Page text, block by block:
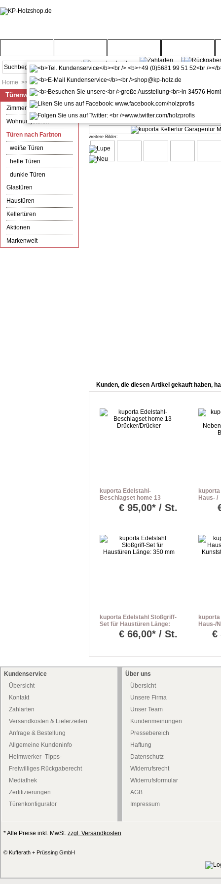
Home >> Türenwelt >> Türen nach Farbton
kuporta Kellertür Garagentür
Durchschnitts-Bewertung: (1)
weitere Bilder:
Kunden, die diesen Artikel gekauft haben,
kuporta Edelstahl-
Beschlagset home 13
Drücker/Drücker
€ 95,00* / St.
Haus- /
kuporta Edelstahl Stoßgriff-
Set für Haustüren Länge:
350 mm€ 66,00* / St.
Haus-/
€
Türenwelt
Zimmertüren
Wohnungstüren
Türen nach Farbton
weiße Türen
helle Türen
dunkle Türen
Glastüren
Haustüren
Kellertüren
Aktionen
Markenwelt
Kundenservice
Übersicht
Kontakt
Zahlarten
Versandkosten & Lieferzeiten
Anfrage & Bestellung
Allgemeine Kundeninfo
Heimwerker -Tipps-
Freiwilliges Rückgaberecht
Mediathek
Zertifizierungen
Türenkonfigurator
Über uns
Übersicht
Unsere Firma
Unser Team
Kundenmeinungen
Pressebereich
Haftung
Datenschutz
Widerrufsrecht
Widerrufsformular
AGB
Impressum
* Alle Preise inkl. MwSt. zzgl. Versandkosten
© Kufferath + Prüssing GmbH